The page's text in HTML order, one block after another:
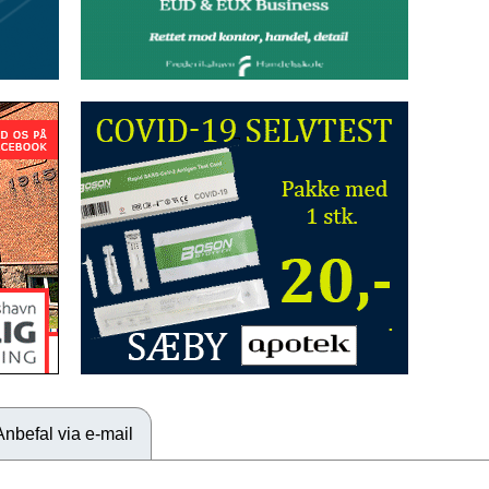
via e-mail